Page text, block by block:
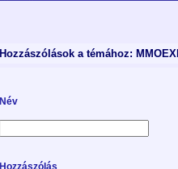
Hozzászólások a témához:
Név
Hozzászólás